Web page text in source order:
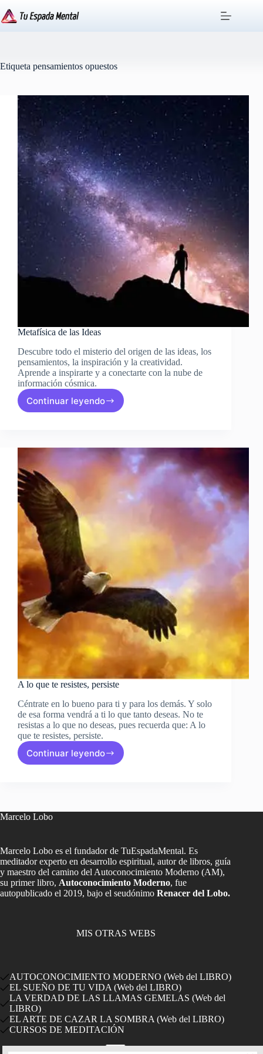
al
contenido
Etiqueta pensamientos opuestos
Metafísica de las Ideas
Descubre todo el misterio del origen de las ideas, los
pensamientos, la inspiración y la creatividad.
Aprende a inspirarte y a conectarte con la nube de
información cósmica.
Continuar leyendo
Metafísica
A lo que te resistes, persiste
Céntrate en lo bueno para ti y para los demás. Y solo
de esa forma vendrá a ti lo que tanto deseas. No te
resistas a lo que no deseas, pues recuerda que: A lo
que te resistes, persiste.
Continuar leyendo
A
persiste
Marcelo Lobo
Marcelo Lobo es el fundador de TuEspadaMental. Es
meditador experto en desarrollo espiritual, autor de libros, guía
y maestro del camino del Autoconocimiento Moderno (AM),
su primer libro, Autoconocimiento Moderno, fue
autopublicado el 2019, bajo el seudónimo Renacer del Lobo.
MIS OTRAS WEBS
AUTOCONOCIMIENTO MODERNO (Web del LIBRO)
EL SUEÑO DE TU VIDA (Web del LIBRO)
LA VERDAD DE LAS LLAMAS GEMELAS (Web del
LIBRO)
EL ARTE DE CAZAR LA SOMBRA (Web del LIBRO)
CURSOS DE MEDITACIÓN